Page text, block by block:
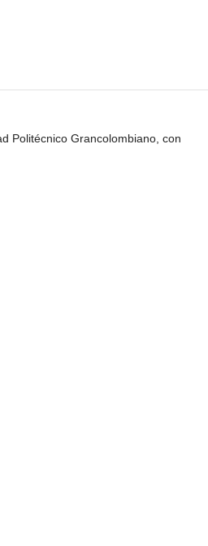
Politécnico Grancolombiano, con